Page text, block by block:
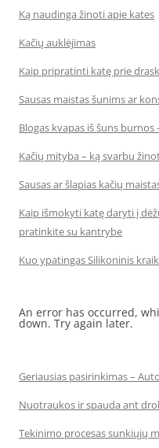
Ką naudinga žinoti apie kates
Kačių auklėjimas
Kaip pripratinti katę prie
Sausas maistas šunims ar
Blogas kvapas iš šuns burnos
Kačių mityba – ką svarbu
Sausas ar šlapias kačių
Kaip išmokyti katę daryti į
pratinkite su kantrybe
Kuo ypatingas Silikoninis
An error has occurred,
down. Try again later.
Geriausias pasirinkimas –
Nuotraukos ir spauda ant
Tekinimo procesas sunkiųjų